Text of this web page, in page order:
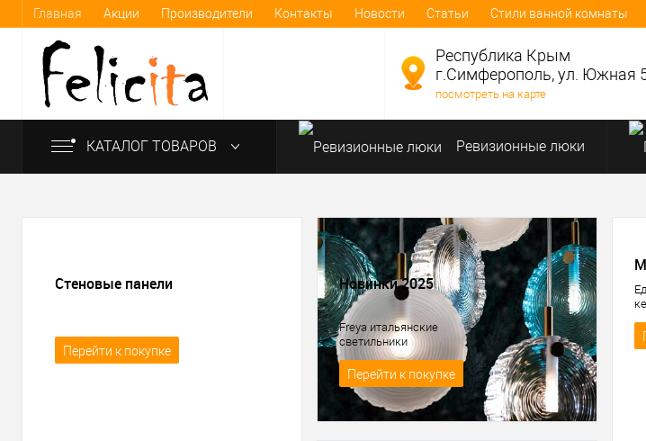
Главная Акции Производители Контакты Новости Статьи Стили ванной комнаты
Республика Крым
г.Симферополь, ул. Южная
посмотреть на карте
КАТАЛОГ ТОВАРОВ Ревизионные люки
Стеновые панели
Перейти к покупке
Новинки 2025
Freya итальянские
светильники
Перейти к покупке